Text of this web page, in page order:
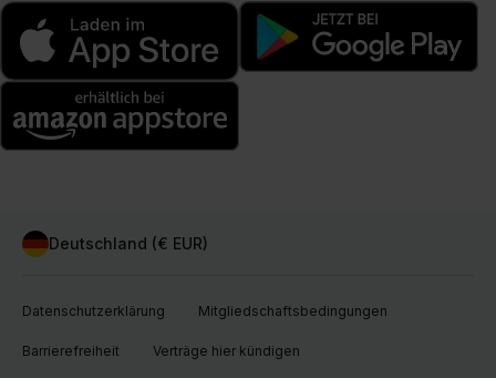
Deutschland (€ EUR)
Datenschutzerklärung Mitgliedschaftsbedingungen
Barrierefreiheit Verträge hier kündigen